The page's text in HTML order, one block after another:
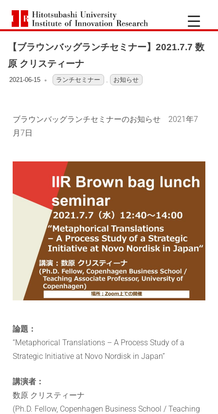
橋
ー
ョ
ン
研
究
ン
タ
Hitotsubashi
Institute
of
Research
【ブラウンバッグランチセミナー】2021.7.7 数
原 クリスティーナ
2021-06-15 OFO3_TESTIIR
ランチセミナー お知らせ
ブラウンバッグランチセミナーのお知らせ 2021年7
月7日
論題：
“Metaphorical Translations – A Process Study of a
Strategic Initiative at Novo Nordisk in Japan”
講演者：
数原 クリスティーナ
(Ph.D. Fellow, Copenhagen Business School / Teaching